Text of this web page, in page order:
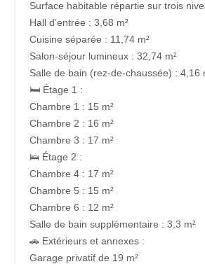
Surface habitable répartie sur trois
Hall d’entrée : 3,68 m²
Cuisine séparée : 11,74 m²
Salon-séjour lumineux : 32,74 m²
Salle de bain (rez-de-chaussée) : 4,16
🛏️ Étage 1 :
Chambre 1 : 15 m²
Chambre 2 : 16 m²
Chambre 3 : 17 m²
🛌 Étage 2 :
Chambre 4 : 17 m²
Chambre 5 : 15 m²
Chambre 6 : 12 m²
Salle de bain supplémentaire : 3,3 m²
🚗 Extérieurs et annexes :
Garage privatif de 19 m²